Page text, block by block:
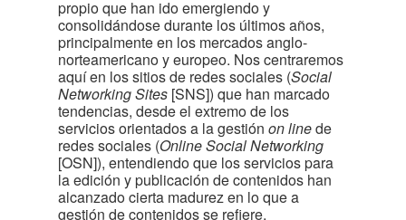
propio que han ido emergiendo y
consolidándose durante los últimos años,
principalmente en los mercados anglo-
norteamericano y europeo. Nos centraremos
aquí en los sitios de redes sociales (Social
Networking Sites [SNS]) que han marcado
tendencias, desde el extremo de los
servicios orientados a la gestión on linede
redes sociales (Online Social Networking
[OSN]), entendiendo que los servicios para
la edición y publicación de contenidos han
alcanzado cierta madurez en lo que a
gestión de contenidos se refiere,